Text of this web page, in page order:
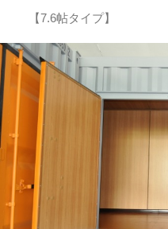
【7.6帖タイプ】